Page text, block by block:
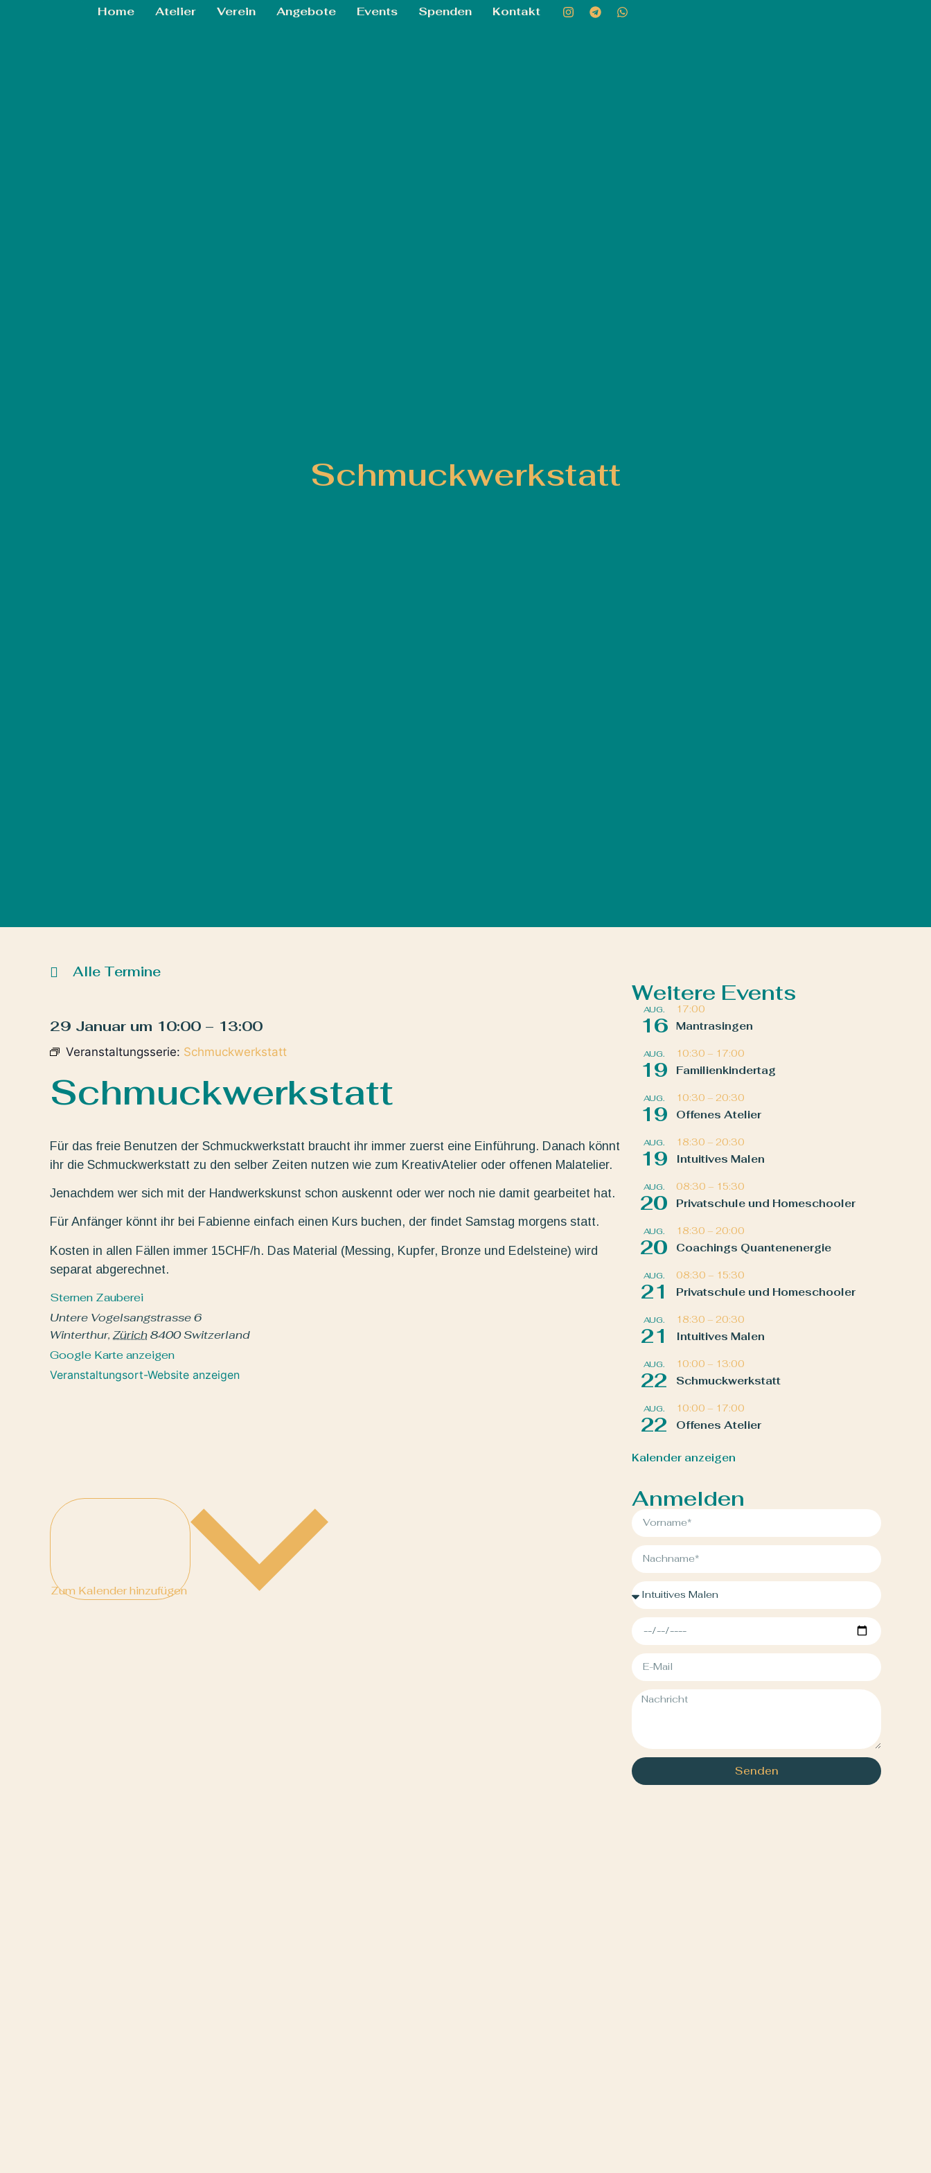
Home Atelier Verein Angebote Events Spenden Kontakt
Schmuckwerkstatt
Alle Termine
29 Januar um 10:00 – 13:00
Veranstaltungsserie: Schmuckwerkstatt
Schmuckwerkstatt
Für das freie Benutzen der Schmuckwerkstatt braucht ihr immer zuerst eine Einführung. Danach könnt
ihr die Schmuckwerkstatt zu den selber Zeiten nutzen wie zum KreativAtelier oder offenen Malatelier.
Jenachdem wer sich mit der Handwerkskunst schon auskennt oder wer noch nie damit gearbeitet hat.
Für Anfänger könnt ihr bei Fabienne einfach einen Kurs buchen, der findet Samstag morgens statt.
Kosten in allen Fällen immer 15CHF/h. Das Material (Messing, Kupfer, Bronze und Edelsteine) wird
separat abgerechnet.
Sternen Zauberei
Untere Vogelsangstrasse 6
Winterthur, Zürich8400 Switzerland
Google Karte anzeigen
Veranstaltungsort-Website anzeigen
Zum Kalender hinzufügen
Weitere Events
AUG.
16
17:00
Mantrasingen
AUG.
19
10:30 – 17:00
Familienkindertag
AUG.
19
10:30 – 20:30
Offenes Atelier
AUG.
19
18:30 – 20:30
Intuitives Malen
AUG.
20
08:30 – 15:30
Privatschule und Homeschooler
AUG.
20
18:30 – 20:00
Coachings Quantenenergie
AUG.
21
08:30 – 15:30
Privatschule und Homeschooler
AUG.
21
18:30 – 20:30
Intuitives Malen
AUG.
22
10:00 – 13:00
Schmuckwerkstatt
AUG.
22
10:00 – 17:00
Offenes Atelier
Kalender anzeigen
Anmelden
Senden